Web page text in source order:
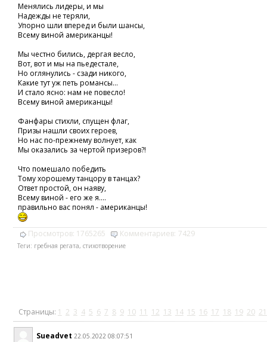
Менялись лидеры, и мы
Надежды не теряли,
Упорно шли вперед и были шансы,
Всему виной американцы!
Мы честно бились, дергая весло,
Вот, вот и мы на пьедестале,
Но оглянулись - сзади никого,
Какие тут уж петь романсы...
И стало ясно: нам не повесло!
Всему виной американцы!
Фанфары стихли, спущен флаг,
Призы нашли своих героев,
Но нас по-прежнему волнует, как
Мы оказались за чертой призеров?!
Что помешало победить
Тому хорошему танцору в танцах?
Ответ простой, он наяву,
Всему виной - его же я....
правильно вас понял - американцы!
Просмотров: 1765265 Комментариев: 7429
Теги: гребная регата, стихотворение
Страницы: 1 2 3 4 5 6 7 8 9 10 11 12 13 14 15 16 17 18 19 20 21
Sueadvet 22.05.2022 08:07:51